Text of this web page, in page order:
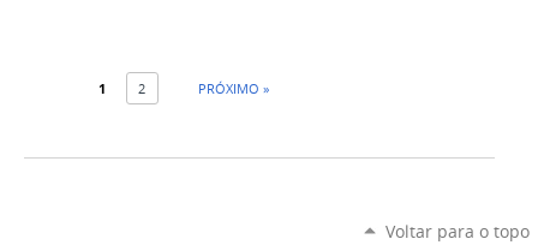
1 2 PRÓXIMO »
Voltar para o topo